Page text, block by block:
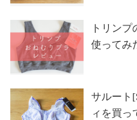
トリン
使ってみ
サルート
ィを買っ